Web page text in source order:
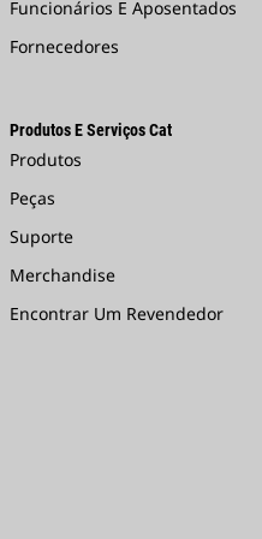
Funcionários E Aposentados
Fornecedores
Produtos E Serviços Cat
Produtos
Peças
Suporte
Merchandise
Encontrar Um Revendedor